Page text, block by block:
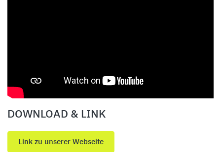
DOWNLOAD & LINK
Link zu unserer Webseite